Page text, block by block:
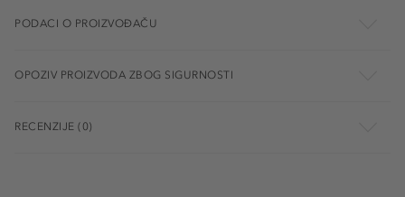
PODACI O PROIZVOĐAČU
OPOZIV PROIZVODA ZBOG SIGURNOSTI
RECENZIJE (0)